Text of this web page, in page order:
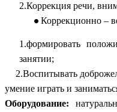
2.Коррекция речи,
Коррекционно –
1.формировать
занятии;
2.Воспитывать
умение играть и
Оборудование: